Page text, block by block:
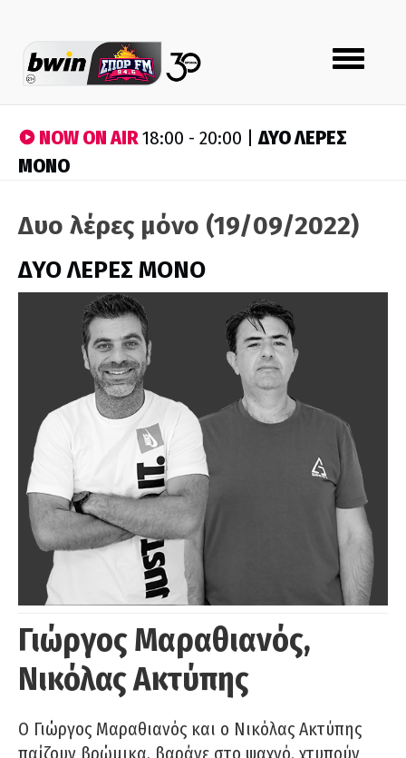
Toggle
navigation
NOW ON AIR18:00 - 20:00 |ΔΥΟ ΛΕΡΕΣ
ΜΟΝΟ
Δυο λέρες μόνο (19/09/2022)
ΔΥΟ ΛΕΡΕΣ ΜΟΝΟ
Γιώργος Μαραθιανός,
Νικόλας Ακτύπης
Ο Γιώργος Μαραθιανός και ο Νικόλας Ακτύπης